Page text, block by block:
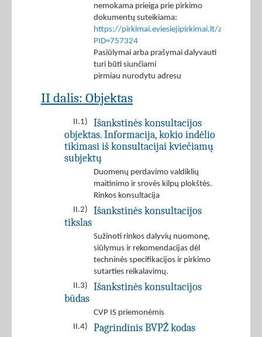
nemokama prieiga prie pirkimo
dokumentų suteikiama:
https://pirkimai.eviesiejipirkimai.lt/app/rfq/
PID=757324
Pasiūlymai arba prašymai dalyvauti
turi būti siunčiami
pirmiau nurodytu adresu
II dalis: Objektas
II.1)
Išankstinės konsultacijos
objektas. Informacija, kokio indėlio
tikimasi iš konsultacijai kviečiamų
subjektų
Duomenų perdavimo valdiklių
maitinimo ir srovės kilpų plokštės.
Rinkos konsultacija
II.2)
Išankstinės konsultacijos
tikslas
Sužinoti rinkos dalyvių nuomonę,
siūlymus ir rekomendacijas dėl
techninės specifikacijos ir pirkimo
sutarties reikalavimų.
II.3)
Išankstinės konsultacijos
būdas
CVP IS priemonėmis
II.4)
Pagrindinis BVPŽ kodas